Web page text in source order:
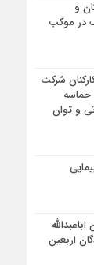
و
در موکب
شرکت
حماسه
و توان
از عاشقان اباعبدالله
اربعین